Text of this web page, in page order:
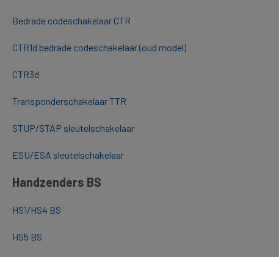
Bedrade codeschakelaar CTR
CTR1d bedrade codeschakelaar (oud model)
CTR3d
Transponderschakelaar TTR
STUP/STAP sleutelschakelaar
ESU/ESA sleutelschakelaar
Handzenders BS
HS1/HS4 BS
HS5 BS